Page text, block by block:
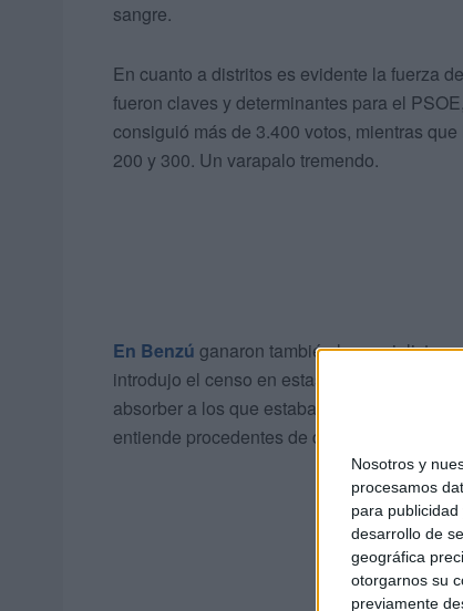
Nosotros y
procesamos
para
desarrollo de
geográfica
otorgarnos su
previamente
sangre.
En cuanto a distritos es evidente la fuerza
fueron claves y determinantes para el
consiguió más de 3.400 votos, mientras
200 y 300. Un varapalo tremendo.
En Benzú ganaron también los socialistas
introdujo el censo en estas elecciones, ya
absorber a los que estaban censados en el
entiende procedentes de determinados